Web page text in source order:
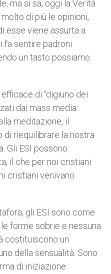
ma si sa, oggi la Verità
di più le opinioni,
esse viene assurta a
fa sentire padroni
un tasto possiamo
di “digiuno dei
dai mass media:
meditazione, il
di riequilibrare la nostra
Gli ESI possono
il che per noi cristiani
cristiani venivano
gli ESI sono come
forme sobrie e nessuna
costituiscono un
della sensualità. Sono
di iniziazione